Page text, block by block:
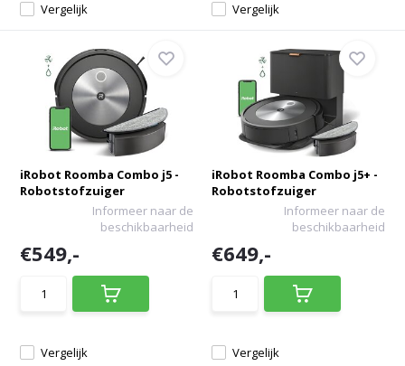
Vergelijk Vergelijk
iRobot Roomba Combo j5 -
Robotstofzuiger
Vergelijk
Informeer naar de
beschikbaarheid
€549,-
iRobot Roomba Combo j5+ -
Robotstofzuiger
Vergelijk
Informeer naar de
beschikbaarheid
€649,-